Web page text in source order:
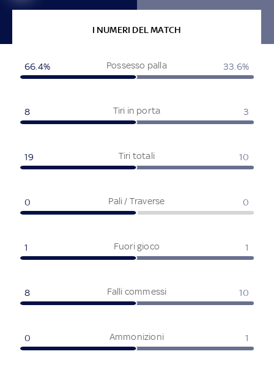
I NUMERI DEL MATCH
Possesso palla
66.4% 33.6%
Tiri in porta
8 3
Tiri totali
19 10
Pali / Traverse
0 0
Fuori gioco
1 1
Falli commessi
8 10
Ammonizioni
0 1